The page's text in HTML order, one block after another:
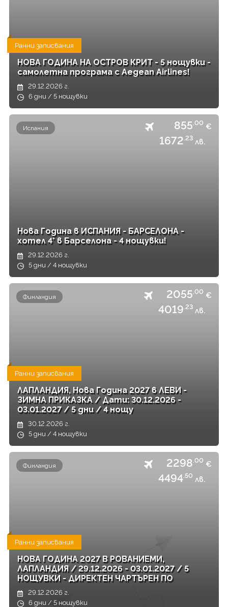
Ранни записвания
НОВА ГОДИНА НА ОСТРОВ КРИТ - 5 нощувки -
самолетна програма с Aegean Airlines!
29.12.2026 г.
6 дни / 5 нощувки
Испания 855.00 €
1672.23 лв.
Нова Година в ИСПАНИЯ - БАРСЕЛОНА -
хотел 4* в Барселона - 4 нощувки!
29.12.2026 г.
5 дни / 4 нощувки
Финландия 2055.00 €
4019.23 лв.
Ранни записвания
ЛАПЛАНДИЯ, Нова Година 2027 в ЛЕВИ -
ЗИМНА ПРИКАЗКА / Дати: 30.12.2026 -
03.01.2027 / 5 дни / 4 нощу
30.12.2026 г.
5 дни / 4 нощувки
Финландия 2298.00 €
4494.50 лв.
Ранни записвания
НОВА ГОДИНА 2027 В РОВАНИЕМИ,
ЛАПЛАНДИЯ / 29.12.2026 - 03.01.2027 / 5
НОЩУВКИ - ДИРЕКТЕН ЧАРТЪРЕН ПО
29.12.2026 г.
6 дни / 5 нощувки